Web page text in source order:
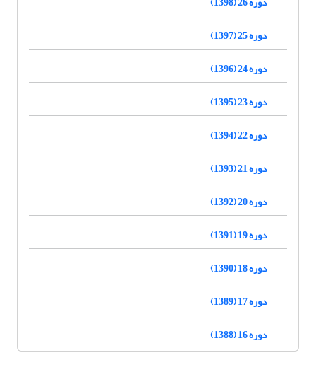
دوره 25 (1397)
دوره 24 (1396)
دوره 23 (1395)
دوره 22 (1394)
دوره 21 (1393)
دوره 20 (1392)
دوره 19 (1391)
دوره 18 (1390)
دوره 17 (1389)
دوره 16 (1388)